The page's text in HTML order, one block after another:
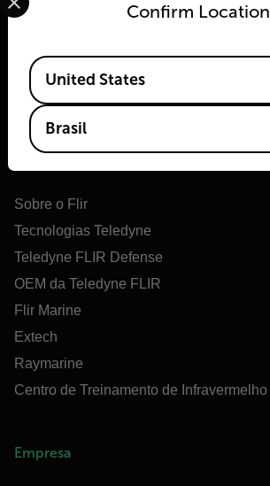
Sobre o Flir
Tecnologias Teledyne
Teledyne FLIR Defense
OEM da Teledyne FLIR
Flir Marine
Extech
Raymarine
Centro de Treinamento de Infravermelho
Empresa
Confirm Location
Available Locations
United States
Brasil